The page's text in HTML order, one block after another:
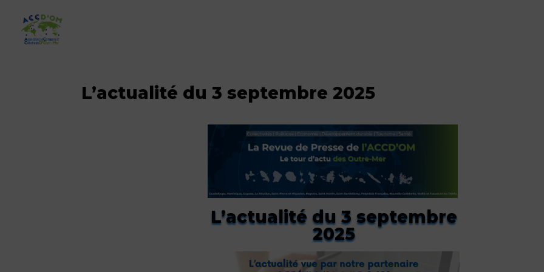
L’actualité du 3 septembre 2025
L’actualité du 3 septembre
2025